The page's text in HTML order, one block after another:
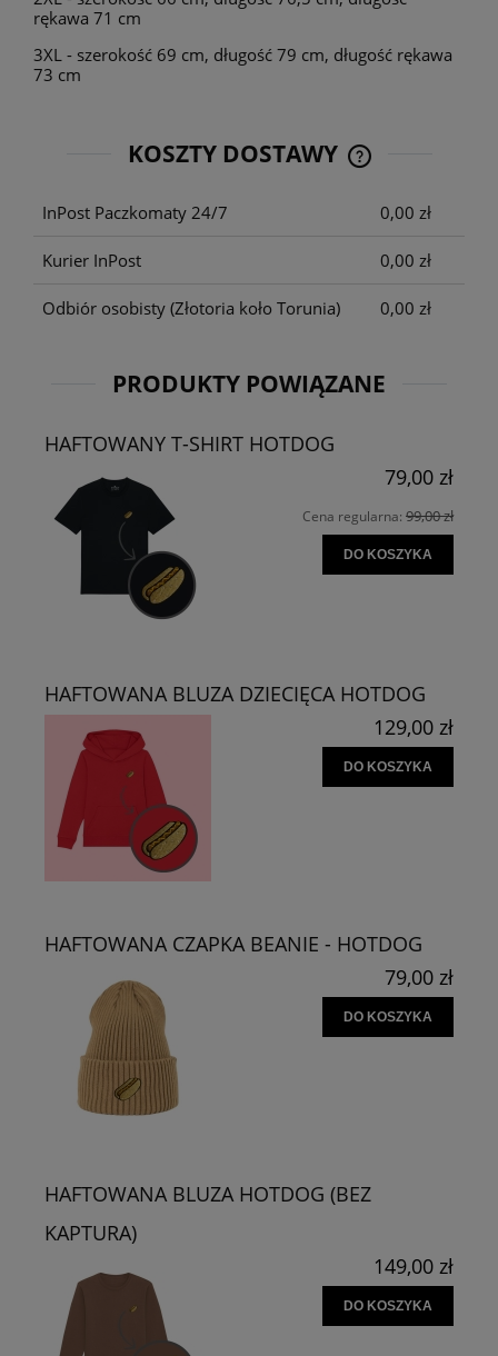
rękawa 71 cm
3XL - szerokość 69 cm, długość 79 cm, długość rękawa
73 cm
KOSZTY DOSTAWY
CENA NIE
InPost Paczkomaty 24/7 0,00 zł
Kurier InPost 0,00 zł
Odbiór osobisty (Złotoria koło Torunia) 0,00 zł
PRODUKTY POWIĄZANE
HAFTOWANY T-SHIRT HOTDOG
79,00 zł
Cena regularna: 99,00 zł
DO KOSZYKA
HAFTOWANA BLUZA DZIECIĘCA HOTDOG
129,00 zł
DO KOSZYKA
HAFTOWANA CZAPKA BEANIE - HOTDOG
79,00 zł
DO KOSZYKA
HAFTOWANA BLUZA HOTDOG (BEZ
KAPTURA)
149,00 zł
DO KOSZYKA